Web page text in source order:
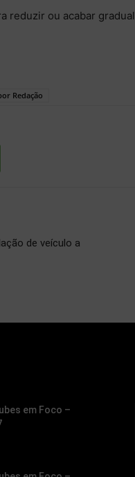
reduzir ou acabar
Redação
de veículo a
em Foco –